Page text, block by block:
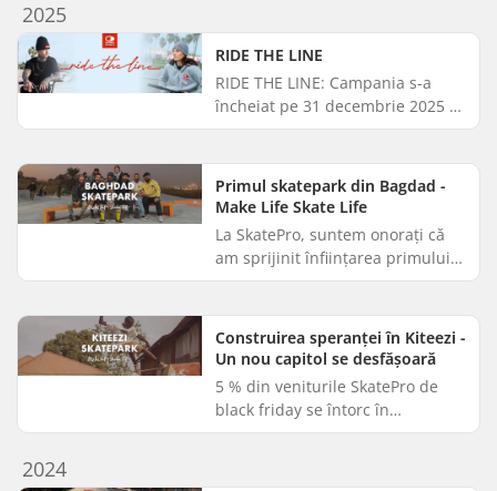
2025
RIDE THE LINE
RIDE THE LINE: Campania s-a
încheiat pe 31 decembrie 2025 și
am selectat cinci organizații
beneficia de donații. Am ...
Primul skatepark din Bagdad -
Make Life Skate Life
La SkatePro, suntem onorați că
am sprijinit înființarea primului
skatepark din Baghdad, Irak,
extraordinari. După ani de d...
Construirea speranței în Kiteezi -
Un nou capitol se desfășoară
5 % din veniturile SkatePro de
black friday se întorc în
comunitate - noi îi spunem
2024